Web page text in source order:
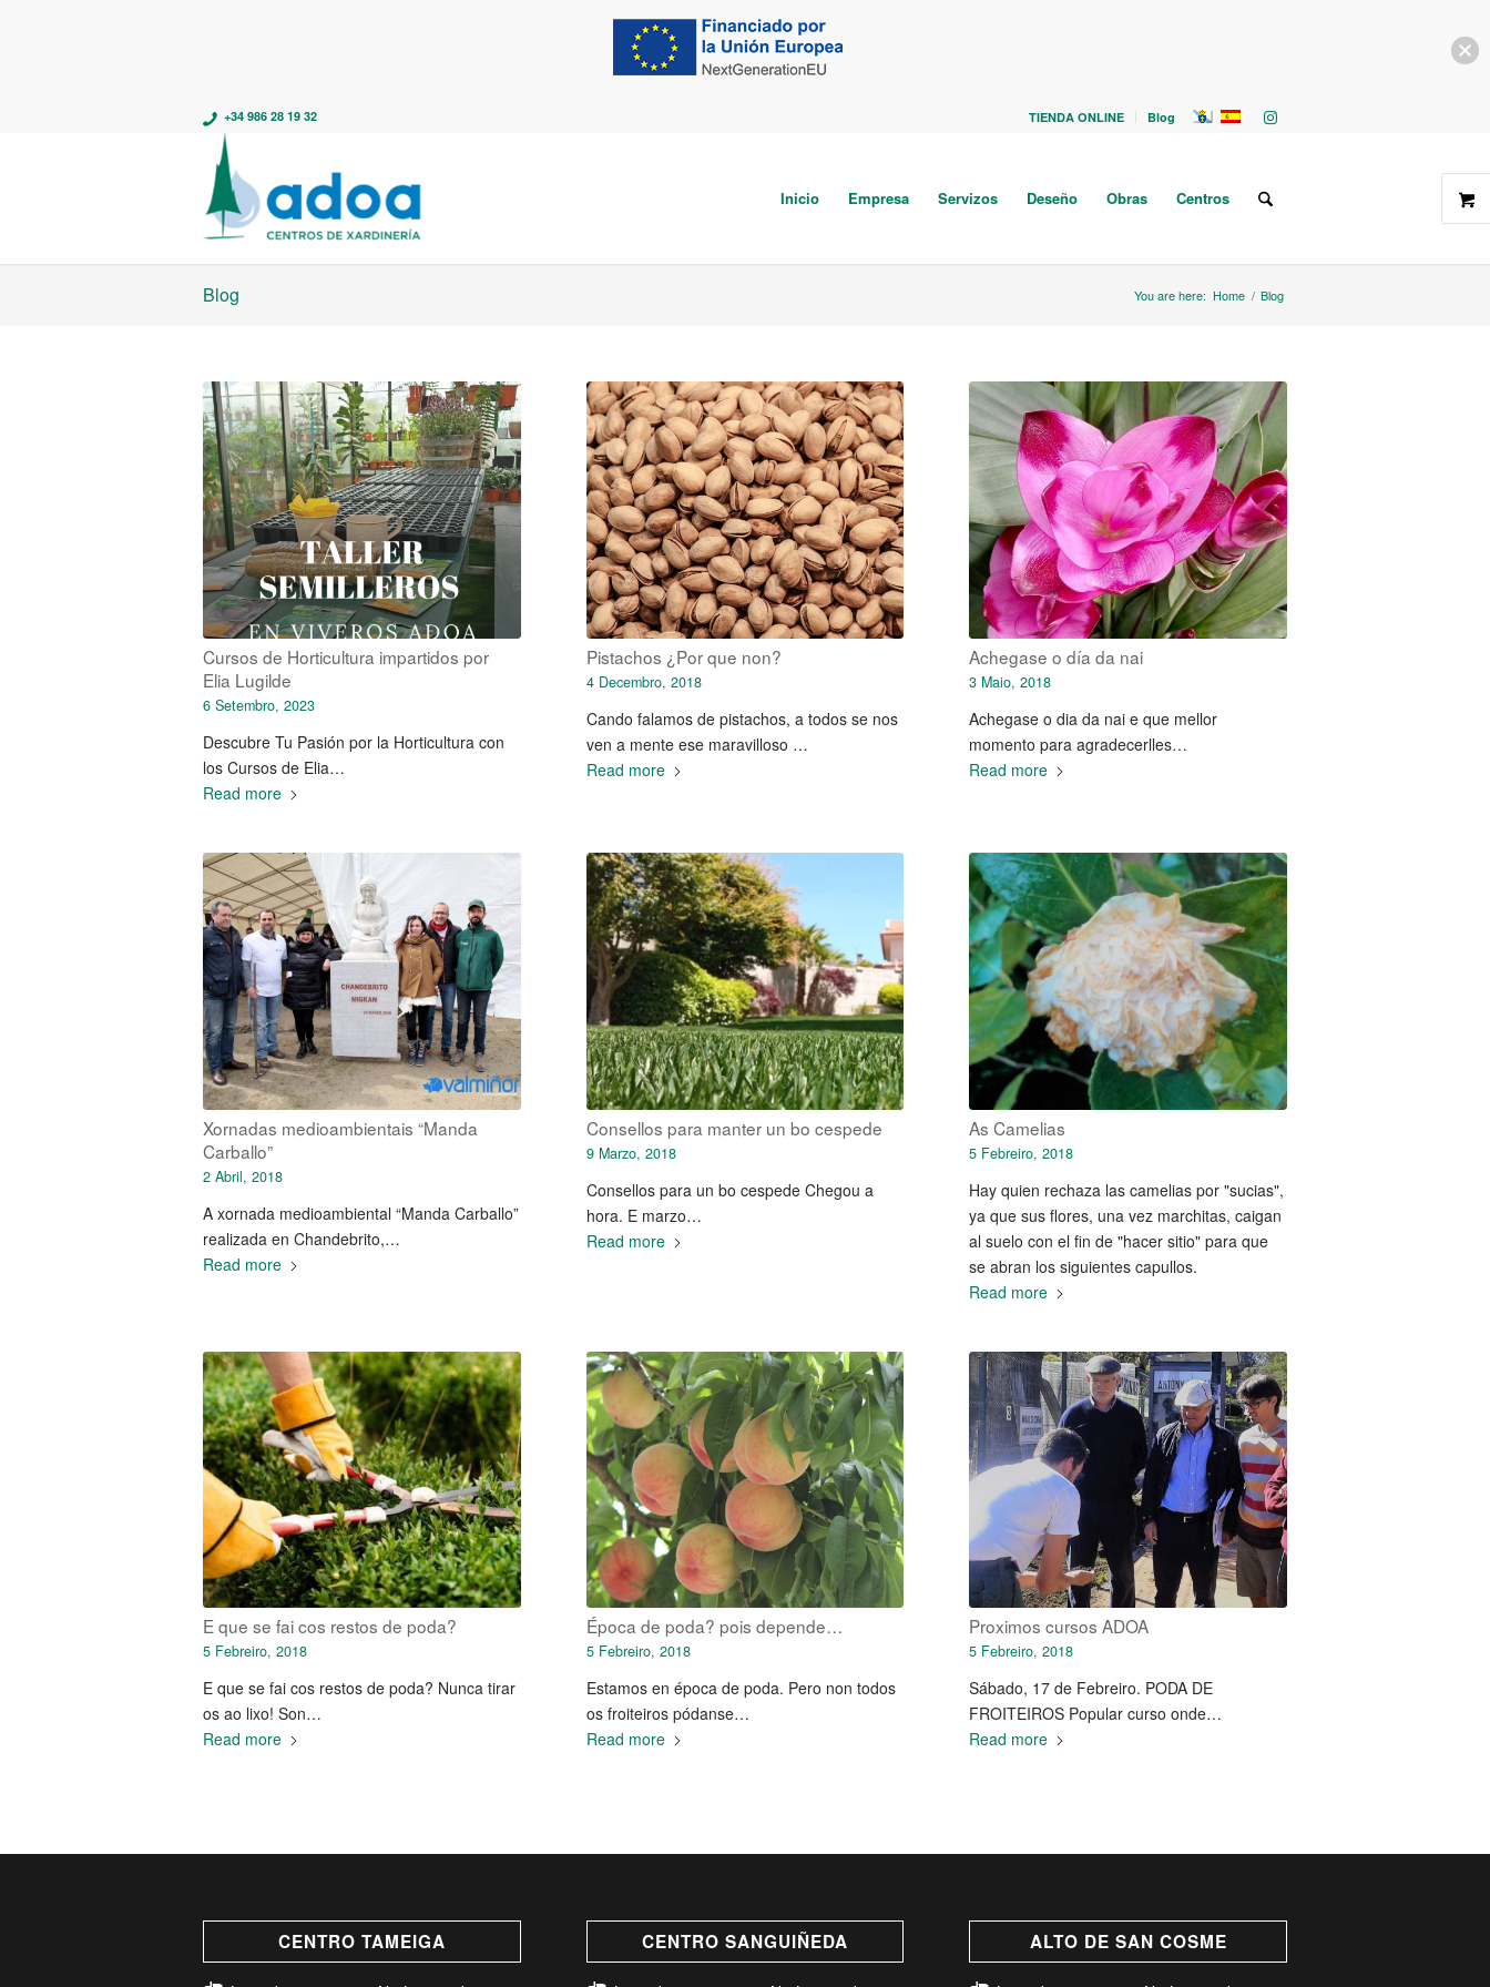
TIENDA ONLINE Blog
+34 986 28 19 32
Inicio Empresa Servizos Deseño Obras Centros
Blog You are here: Home / Blog
Cursos de Horticultura impartidos por
Elia Lugilde
6 Setembro, 2023
Descubre Tu Pasión por la Horticultura con
los Cursos de Elia…
Read more
Pistachos ¿Por que non?
4 Decembro, 2018
Cando falamos de pistachos, a todos se nos
ven a mente ese maravilloso …
Read more
Achegase o día da nai
3 Maio, 2018
Achegase o dia da nai e que mellor
momento para agradecerlles…
Read more
Xornadas medioambientais “Manda
Carballo”
2 Abril, 2018
A xornada medioambiental “Manda Carballo”
realizada en Chandebrito,…
Read more
Consellos para manter un bo cespede
9 Marzo, 2018
Consellos para un bo cespede Chegou a
hora. E marzo…
Read more
As Camelias
5 Febreiro, 2018
Hay quien rechaza las camelias por "sucias",
ya que sus flores, una vez marchitas, caigan
al suelo con el fin de "hacer sitio" para que
se abran los siguientes capullos.
Read more
E que se fai cos restos de poda?
5 Febreiro, 2018
E que se fai cos restos de poda? Nunca tirar
os ao lixo! Son…
Read more
Época de poda? pois depende…
5 Febreiro, 2018
Estamos en época de poda. Pero non todos
os froiteiros pódanse…
Read more
Proximos cursos ADOA
5 Febreiro, 2018
Sábado, 17 de Febreiro. PODA DE
FROITEIROS Popular curso onde…
Read more
CENTRO TAMEIGA CENTRO SANGUIÑEDA ALTO DE SAN COSME